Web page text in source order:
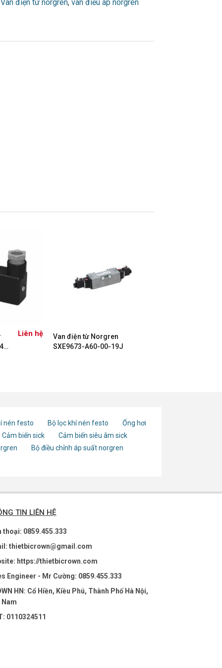
Van điện từ norgren, van điều áp norgren
Liên hệ
Van điện từ Norgren
SXE9673-A60-00-19J
nén festo Bộ lọc khí nén festo
Ống hơi
Cảm biến sick
Cảm biến siêu âm sick
Bộ điều chỉnh áp suất norgren
TIN LIÊN HỆ
thoại: 0859.455.333
thietbicrown@gmail.com
https://thietbicrown.com
Engineer - Mr Cường: 0859.455.333
HN: Cổ Hiền, Kiều Phú, Thành Phố Hà Nội,
0110324511